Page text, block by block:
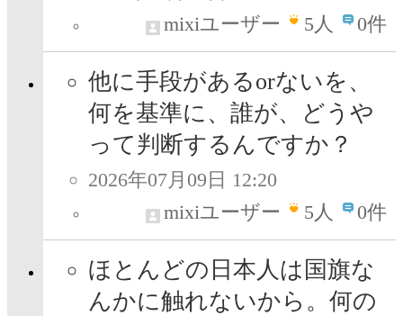
mixiユーザー
5人 0件
他に手段があるorないを、
何を基準に、誰が、どうや
って判断するんですか？
2026年07月09日 12:20
mixiユーザー
5人 0件
ほとんどの日本人は国旗な
んかに触れないから。何の